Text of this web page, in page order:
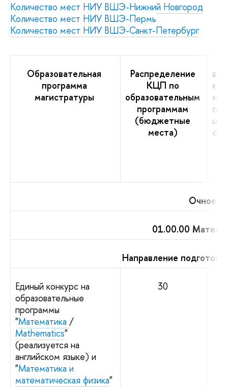
Количество мест НИУ ВШЭ-Нижний Новгород
Количество мест НИУ ВШЭ-Пермь
Количество мест НИУ ВШЭ-Санкт-Петербург
Образовательная
программа
магистратуры
Распределение
КЦП по
образовательным
программам
(бюджетные
места)
в
Очное
01.00.00
Направление
Единый конкурс на
образовательные
программы
"Математика /
Mathematics"
(реализуется на
английском языке) и
"Математика и
математическая физика"
30